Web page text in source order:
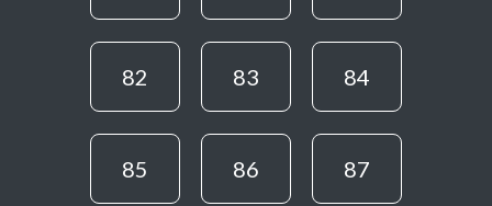
82 83 84
85 86 87